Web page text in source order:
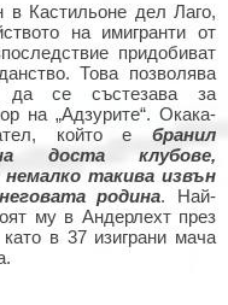
Кастильоне дел Лаго,
на имигранти от
придобиват
Това позволява
да се състезава за
на „Адзурите“. Окака-
който е бранил
доста клубове,
такива извън
родина. Най-
му в Андерлехт през
в 37 изиграни мача